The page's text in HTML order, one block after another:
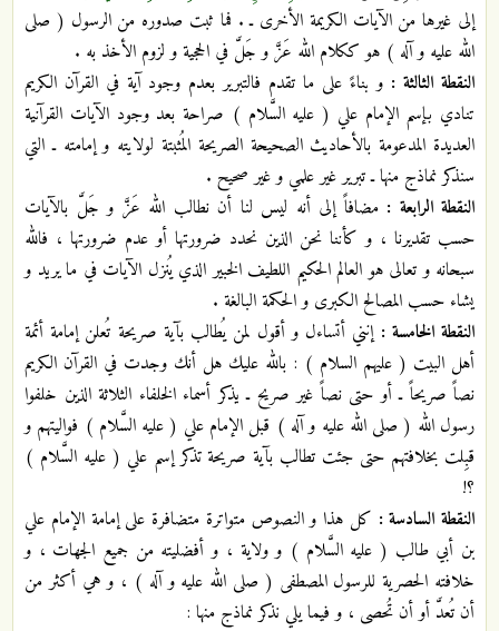
إلى غيرها من الآيات الكريمة الأخرى ـ . فما ثبت صدوره من الرسول ( صلى
الله عليه و آله ) هو ككلام الله عَزَّ و جَلَّ في الحجية و لزوم الأخذ به .
النقطة الثالثة : و بناءً على ما تقدم فالتبرير بعدم وجود آية في القرآن الكريم
تنادي بإسم الإمام علي ( عليه السَّلام ) صراحة بعد وجود الآيات القرآنية
العديدة المدعومة بالأحاديث الصحيحة الصريحة المُثبتة لولايته و إمامته ـ التي
سنذكر نماذج منها ـ تبرير غير علمي و غير صحيح .
النقطة الرابعة : مضافاً إلى أنه ليس لنا أن نطالب الله عَزَّ و جَلَّ بالآيات
حسب تقديرنا ، و كأننا نحن الذين نحدد ضرورتها أو عدم ضرورتها ، فالله
سبحانه و تعالى هو العالم الحكيم اللطيف الخبير الذي يُنزل الآيات في ما يريد و
يشاء حسب المصالح الكبرى و الحكمة البالغة .
النقطة الخامسة : إنني أتساءل و أقول لمن يُطالب بآية صريحة تُعلن إمامة أئمة
أهل البيت ( عليهم السلام ) : بالله عليك هل أنك وجدت في القرآن الكريم
نصاً صريحاً ـ أو حتى نصاً غير صريح ـ يذكر أسماء الخلفاء الثلاثة الذين خلفوا
رسول الله ( صلى الله عليه و آله ) قبل الإمام علي ( عليه السَّلام ) فواليتهم و
قبِلت بخلافتهم حتى جئت تطالب بآية صريحة تذكر إسم علي ( عليه السَّلام )
؟!
النقطة السادسة : كل هذا و النصوص متواترة متضافرة على إمامة الإمام علي
بن أبي طالب ( عليه السَّلام ) و ولاية ، و أفضليته من جميع الجهات ، و
خلافته الحصرية للرسول المصطفى ( صلى الله عليه و آله ) ، و هي أكثر من
أن تُعدَّ أو أن تُحصى ، و فيما يلي نذكر نماذج منها :